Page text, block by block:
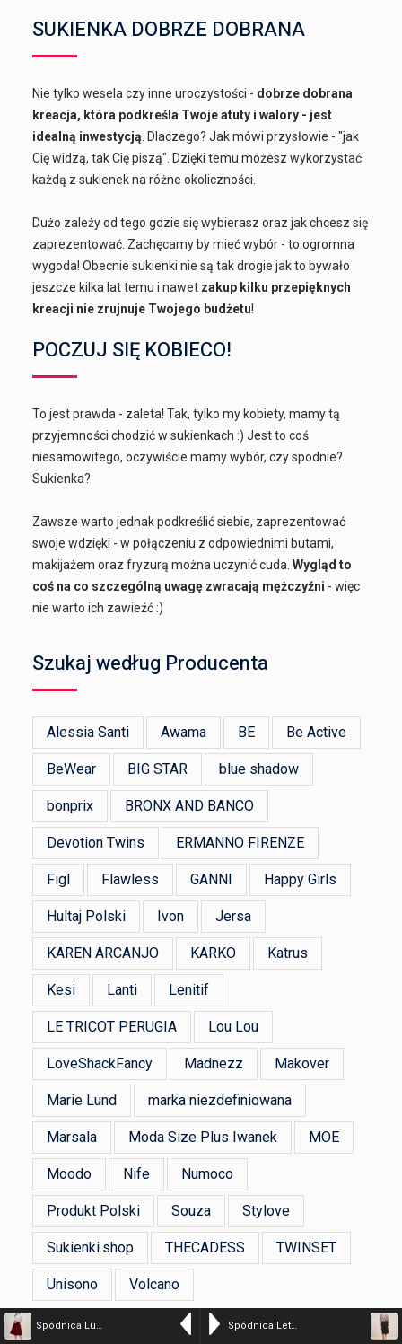
Spódnica Lucia krepa wiskozowa bordowa Spódnica Leto wełna ciemna oliwka
SUKIENKA DOBRZE DOBRANA
Nie tylko wesela czy inne uroczystości - dobrze dobrana
kreacja, która podkreśla Twoje atuty i walory - jest
idealną inwestycją . Dlaczego? Jak mówi przysłowie - "jak
Cię widzą, tak Cię piszą". Dzięki temu możesz wykorzystać
każdą z sukienek na różne okoliczności.
Dużo zależy od tego gdzie się wybierasz oraz jak chcesz się
zaprezentować. Zachęcamy by mieć wybór - to ogromna
wygoda! Obecnie sukienki nie są tak drogie jak to bywało
jeszcze kilka lat temu i nawet zakup kilku przepięknych
kreacji nie zrujnuje Twojego budżetu!
POCZUJ SIĘ KOBIECO!
To jest prawda - zaleta! Tak, tylko my kobiety, mamy tą
przyjemności chodzić w sukienkach :) Jest to coś
niesamowitego, oczywiście mamy wybór, czy spodnie?
Sukienka?
Zawsze warto jednak podkreślić siebie, zaprezentować
swoje wdzięki - w połączeniu z odpowiednimi butami,
makijażem oraz fryzurą można uczynić cuda.Wygląd to
coś na co szczególną uwagę zwracają mężczyźni - więc
nie warto ich zawieźć :)
Szukaj według Producenta
Alessia Santi Awama BE Be Active
BeWear BIG STAR blue shadow
bonprix BRONX AND BANCO
Devotion Twins ERMANNO FIRENZE
Figl Flawless GANNI Happy Girls
Hultaj Polski Ivon Jersa
KAREN ARCANJO KARKO Katrus
Kesi Lanti Lenitif
LE TRICOT PERUGIA Lou Lou
LoveShackFancy Madnezz Makover
Marie Lund marka niezdefiniowana
Marsala Moda Size Plus Iwanek MOE
Moodo Nife Numoco
Produkt Polski Souza Stylove
Sukienki.shop THECADESS TWINSET
Unisono Volcano